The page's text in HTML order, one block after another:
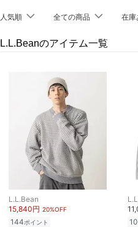
人気順 全ての商品 在庫
L.L.Beanのアイテム一覧
L.L.Bean
15,840円 20%OFF
144ポイント